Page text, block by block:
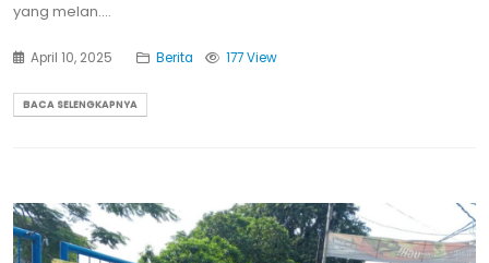
yang melan....
April 10, 2025 Berita 177 View
BACA SELENGKAPNYA